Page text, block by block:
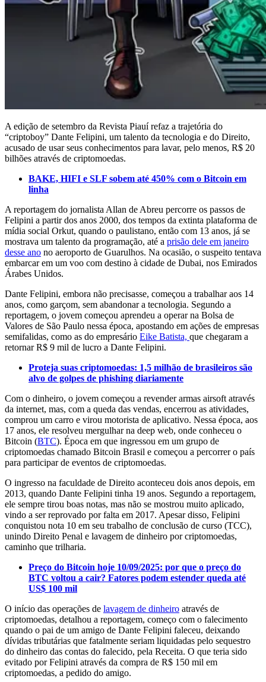
A edição de setembro da Revista Piauí refaz a trajetória do
“criptoboy” Dante Felipini, um talento da tecnologia e do Direito,
acusado de usar seus conhecimentos para lavar, pelo menos, R$ 20
bilhões através de criptomoedas.
BAKE, HIFI e SLF sobem até 450% com o Bitcoin em
linha
A reportagem do jornalista Allan de Abreu percorre os passos de
Felipini a partir dos anos 2000, dos tempos da extinta plataforma de
mídia social Orkut, quando o paulistano, então com 13 anos, já se
mostrava um talento da programação, até a prisão dele em janeiro
desse ano no aeroporto de Guarulhos. Na ocasião, o suspeito tentava
embarcar em um voo com destino à cidade de Dubai, nos Emirados
Árabes Unidos.
Dante Felipini, embora não precisasse, começou a trabalhar aos 14
anos, como garçom, sem abandonar a tecnologia. Segundo a
reportagem, o jovem começou aprendeu a operar na Bolsa de
Valores de São Paulo nessa época, apostando em ações de empresas
semifalidas, como as do empresário Eike Batista, que chegaram a
retornar R$ 9 mil de lucro a Dante Felipini.
Proteja suas criptomoedas: 1,5 milhão de brasileiros são
alvo de golpes de phishing diariamente
Com o dinheiro, o jovem começou a revender armas airsoft através
da internet, mas, com a queda das vendas, encerrou as atividades,
comprou um carro e virou motorista de aplicativo. Nessa época, aos
17 anos, ele resolveu mergulhar na deep web, onde conheceu o
Bitcoin (BTC). Época em que ingressou em um grupo de
criptomoedas chamado Bitcoin Brasil e começou a percorrer o país
para participar de eventos de criptomoedas.
O ingresso na faculdade de Direito aconteceu dois anos depois, em
2013, quando Dante Felipini tinha 19 anos. Segundo a reportagem,
ele sempre tirou boas notas, mas não se mostrou muito aplicado,
vindo a ser reprovado por falta em 2017. Apesar disso, Felipini
conquistou nota 10 em seu trabalho de conclusão de curso (TCC),
unindo Direito Penal e lavagem de dinheiro por criptomoedas,
caminho que trilharia.
Preço do Bitcoin hoje 10/09/2025: por que o preço do
BTC voltou a cair? Fatores podem estender queda até
US$ 100 mil
O início das operações de lavagem de dinheiro através de
criptomoedas, detalhou a reportagem, começo com o falecimento
quando o pai de um amigo de Dante Felipini faleceu, deixando
dívidas tributárias que fatalmente seriam liquidadas pelo sequestro
do dinheiro das contas do falecido, pela Receita. O que teria sido
evitado por Felipini através da compra de R$ 150 mil em
criptomoedas, a pedido do amigo.